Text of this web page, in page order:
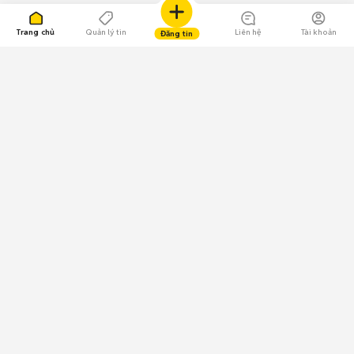
Trang chủ Quản lý tin Đăng tin Liên hệ Tài khoản